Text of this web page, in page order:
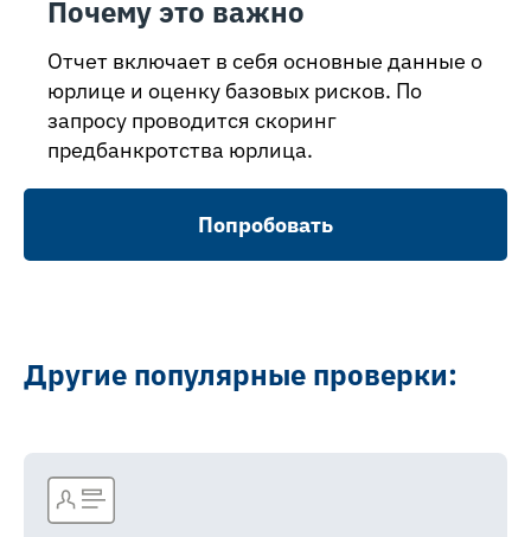
Почему это важно
Отчет включает в себя основные данные о
юрлице и оценку базовых рисков. По
запросу проводится скоринг
предбанкротства юрлица.
Попробовать
Другие популярные проверки: